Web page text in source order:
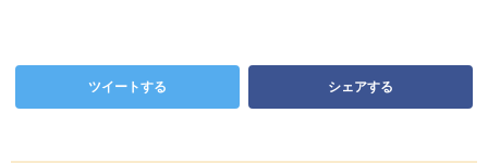
ツイートする シェアする